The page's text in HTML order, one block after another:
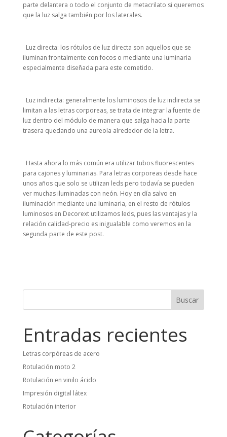
parte delantera o todo el conjunto de metacrilato si queremos
que la luz salga también por los laterales.
Luz directa: los rótulos de luz directa son aquellos que se
iluminan frontalmente con focos o mediante una luminaria
especialmente diseñada para este cometido.
Luz indirecta: generalmente los luminosos de luz indirecta se
limitan a las letras corporeas, se trata de integrar la fuente de
luz dentro del módulo de manera que salga hacia la parte
trasera quedando una aureola alrededor de la letra.
Hasta ahora lo más común era utilizar tubos fluorescentes
para cajones y luminarias. Para letras corporeas desde hace
unos años que solo se utilizan leds pero todavía se pueden
ver muchas iluminadas con neón. Hoy en día salvo en
iluminación mediante una luminaria, en el resto de rótulos
luminosos en Decorext utilizamos leds, pues las ventajas y la
relación calidad-precio es inigualable como veremos en la
segunda parte de este post.
Buscar
Entradas recientes
Letras corpóreas de acero
Rotulación moto 2
Rotulación en vinilo ácido
Impresión digital látex
Rotulación interior